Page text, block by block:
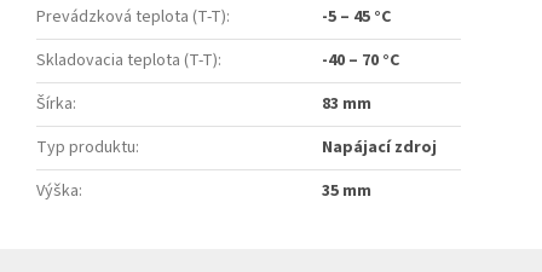
Prevádzková teplota (T-T):
-5 – 45 °C
Skladovacia teplota (T-T):
-40 – 70 °C
Šírka:
83 mm
Typ produktu:
Napájací zdroj
Výška: 35 mm